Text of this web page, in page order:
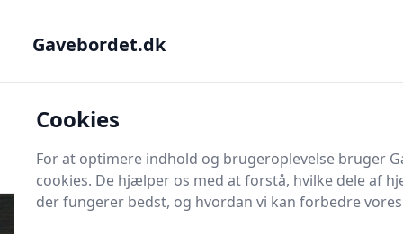
Søg
Gavebordet.dk
Cookies
For at optimere indhold og brugeroplevelse bruger
cookies. De hjælper os med at forstå, hvilke dele af
der fungerer bedst, og hvordan vi kan forbedre